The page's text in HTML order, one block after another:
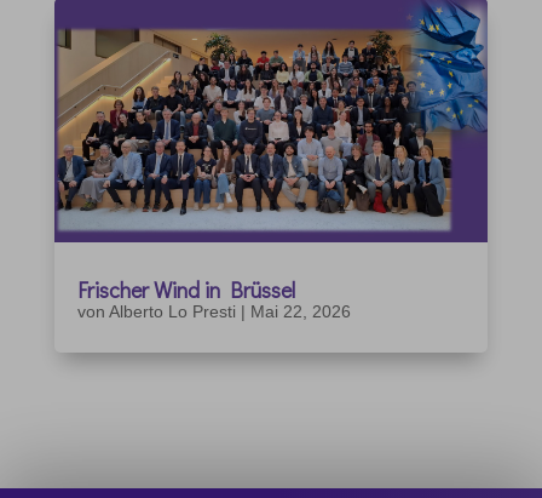
Frischer Wind in Brüssel
von Alberto Lo Presti | Mai 22, 2026